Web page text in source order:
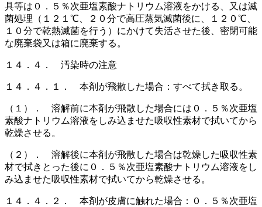
具等は０．５％次亜塩素酸ナトリウム溶液をかける、又は滅
菌処理（１２１℃、２０分で高圧蒸気滅菌後に、１２０℃、
１０分で乾熱滅菌を行う）にかけて失活させた後、密閉可能
な廃棄袋又は箱に廃棄する。
１４．４． 汚染時の注意
１４．４．１． 本剤が飛散した場合：すべて拭き取る。
（１）． 溶解前に本剤が飛散した場合には０．５％次亜塩
素酸ナトリウム溶液をしみ込ませた吸収性素材で拭いてから
乾燥させる。
（２）． 溶解後に本剤が飛散した場合は乾燥した吸収性素
材で拭きとった後に０．５％次亜塩素酸ナトリウム溶液をし
み込ませた吸収性素材で拭いてから乾燥させる。
１４．４．２． 本剤が皮膚に触れた場合：０．５％次亜塩